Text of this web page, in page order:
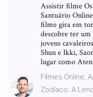
Assistir filme
Santuário
filme gira em
descobre ter
jovens
Shun e Ikki,
lugar como
Filmes Online,
Zodíaco: A